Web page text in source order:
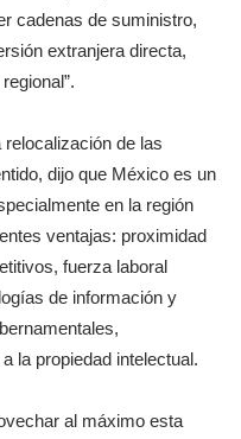
cadenas de suministro,
extranjera directa,
de las
dijo que México es un
en la región
ventajas: proximidad
fuerza laboral
de información y
la propiedad intelectual.
al máximo esta